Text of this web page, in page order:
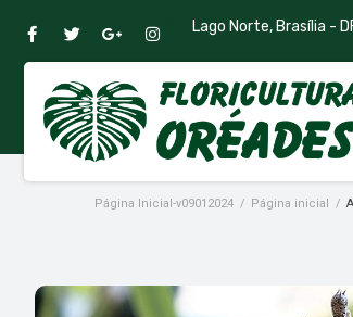
Lago Norte, Brasília -
Página Inicial-v09012024 / Página inicial /